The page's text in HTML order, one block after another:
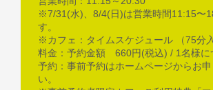
※7/31(水)、8/4(日)は営業時間11:15〜
す。
※カフェ：タイムスケジュール （75分
料金：予約金額 660円(税込) / 1名様に
予約：事前予約はホームページからお
い。